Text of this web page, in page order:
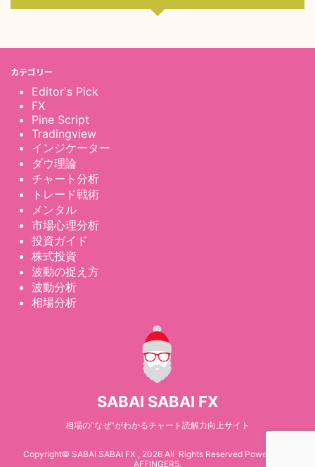
カテゴリー
Editor's Pick
FX
Pine Script
Tradingview
インジケーター
ダウ理論
チャート分析
トレード戦術
メンタル
市場心理分析
投資ガイド
株式投資
波動の捉え方
波動分析
相場分析
SABAI SABAI FX
相場の"なぜ"がわかるチャート読解力向上サイト
Copyright© SABAI SABAI FX , 2026 All Rights Reserved Powered by
AFFINGER5.